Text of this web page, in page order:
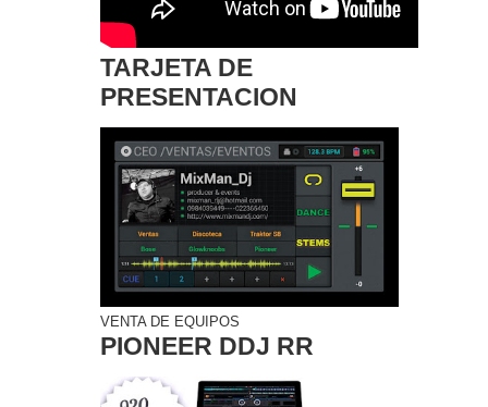
TARJETA DE
PRESENTACION
VENTA DE EQUIPOS
PIONEER DDJ RR